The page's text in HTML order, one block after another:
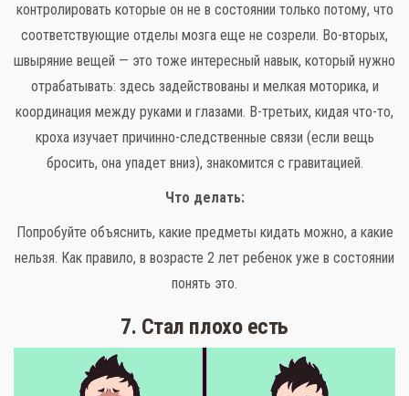
контролировать которые он не в состоянии только потому, что
соответствующие отделы мозга еще не созрели. Во-вторых,
швыряние вещей — это тоже интересный навык, который нужно
отрабатывать: здесь задействованы и мелкая моторика, и
координация между руками и глазами. В-третьих, кидая что-то,
кроха изучает причинно-следственные связи (если вещь
бросить, она упадет вниз), знакомится с гравитацией.
Что делать:
Попробуйте объяснить, какие предметы кидать можно, а какие
нельзя. Как правило, в возрасте 2 лет ребенок уже в состоянии
понять это.
7. Стал плохо есть